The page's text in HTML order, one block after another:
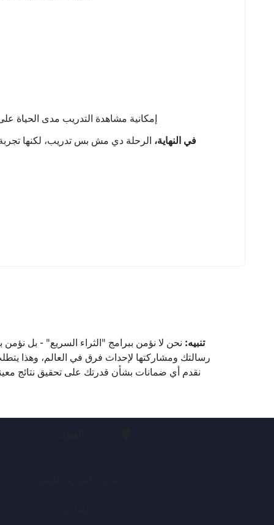
إمكانية مشاهدة التدريب مدى الحياة
في النهاية، الرحلة دي مش بس تدريب، لكنها تجربة
تنبيه: نحن لا نؤمن ببرامج "الثراء السريع" - بل
رسالتك ومشاركتها لإحداث فرق في العالم، وهذا
نقدم أي ضمانات بشأن قدرتك على تحقيق نتائج